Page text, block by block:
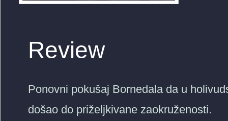
Review
Ponovni pokušaj Bornedala da u
došao do priželjkivane zaokruženosti.